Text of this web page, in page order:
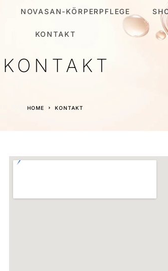
NOVASAN-KÖRPERPFLEGE
KONTAKT
KONTAKT
HOME KONTAKT